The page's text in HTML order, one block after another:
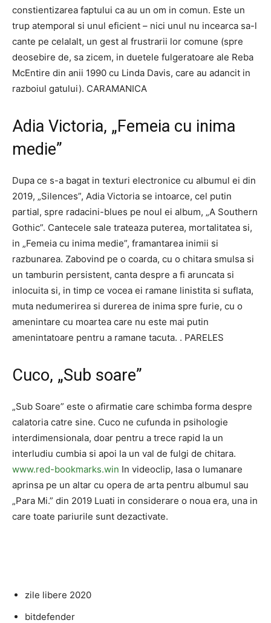
constientizarea faptului ca au un om in comun. Este un
trup atemporal si unul eficient – nici unul nu incearca sa-l
cante pe celalalt, un gest al frustrarii lor comune (spre
deosebire de, sa zicem, in duetele fulgeratoare ale Reba
McEntire din anii 1990 cu Linda Davis, care au adancit in
razboiul gatului). CARAMANICA
Adia Victoria, „Femeia cu inima
medie”
Dupa ce s-a bagat in texturi electronice cu albumul ei din
2019, „Silences”, Adia Victoria se intoarce, cel putin
partial, spre radacini-blues pe noul ei album, „A Southern
Gothic”. Cantecele sale trateaza puterea, mortalitatea si,
in „Femeia cu inima medie”, framantarea inimii si
razbunarea. Zabovind pe o coarda, cu o chitara smulsa si
un tamburin persistent, canta despre a fi aruncata si
inlocuita si, in timp ce vocea ei ramane linistita si suflata,
muta nedumerirea si durerea de inima spre furie, cu o
amenintare cu moartea care nu este mai putin
amenintatoare pentru a ramane tacuta. . PARELES
Cuco, „Sub soare”
„Sub Soare” este o afirmatie care schimba forma despre
calatoria catre sine. Cuco ne cufunda in psihologie
interdimensionala, doar pentru a trece rapid la un
interludiu cumbia si apoi la un val de fulgi de chitara.
www.red-bookmarks.win In videoclip, lasa o lumanare
aprinsa pe un altar cu opera de arta pentru albumul sau
„Para Mi.” din 2019 Luati in considerare o noua era, una in
care toate pariurile sunt dezactivate.
zile libere 2020
bitdefender